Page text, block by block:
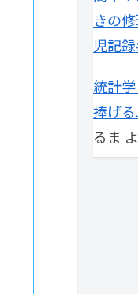
きの
児記録
統計
捧げ
るま